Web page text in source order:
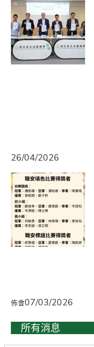
26/04/2026
佈會07/03/2026
所有消息